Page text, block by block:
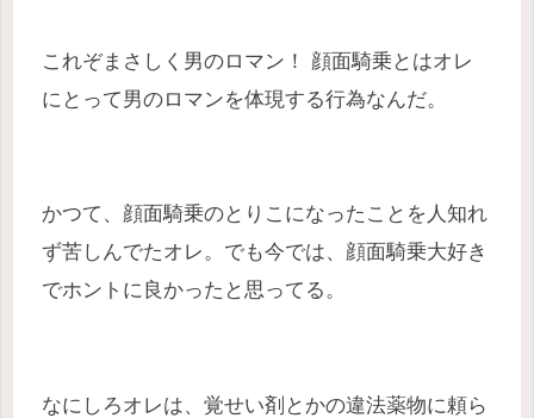
これぞまさしく男のロマン！ 顔面騎乗とはオレ
にとって男のロマンを体現する行為なんだ。
かつて、顔面騎乗のとりこになったことを人知れ
ず苦しんでたオレ。でも今では、顔面騎乗大好き
でホントに良かったと思ってる。
なにしろオレは、覚せい剤とかの違法薬物に頼ら